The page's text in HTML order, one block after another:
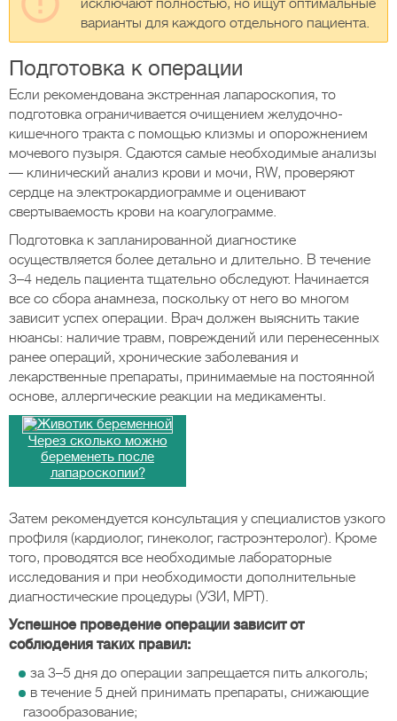
исключают полностью, но ищут оптимальные
варианты для каждого отдельного пациента.
Подготовка к операции
Если рекомендована экстренная лапароскопия, то
подготовка ограничивается очищением желудочно-
кишечного тракта с помощью клизмы и опорожнением
мочевого пузыря. Сдаются самые необходимые анализы
— клинический анализ крови и мочи, RW, проверяют
сердце на электрокардиограмме и оценивают
свертываемость крови на коагулограмме.
Подготовка к запланированной диагностике
осуществляется более детально и длительно. В течение
3–4 недель пациента тщательно обследуют. Начинается
все со сбора анамнеза, поскольку от него во многом
зависит успех операции. Врач должен выяснить такие
нюансы: наличие травм, повреждений или перенесенных
ранее операций, хронические заболевания и
лекарственные препараты, принимаемые на постоянной
основе, аллергические реакции на медикаменты.
Через сколько можно
беременеть после
лапароскопии?
Затем рекомендуется консультация у специалистов узкого
профиля (кардиолог, гинеколог, гастроэнтеролог). Кроме
того, проводятся все необходимые лабораторные
исследования и при необходимости дополнительные
диагностические процедуры (УЗИ, МРТ).
Успешное проведение операции зависит от
соблюдения таких правил:
за 3–5 дня до операции запрещается пить алкоголь;
в течение 5 дней принимать препараты, снижающие
газообразование;